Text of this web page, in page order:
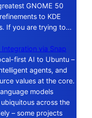
GNOME 50
to KDE
If you are trying to…
via Snap
first AI to Ubuntu –
agents, and
values at the core.
models
across the
– some projects